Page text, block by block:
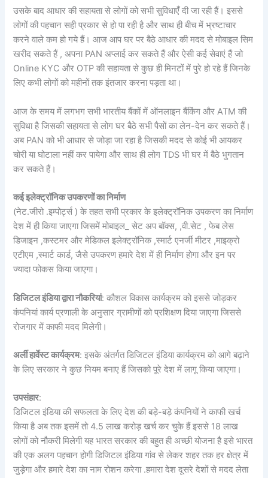
उसके बाद आधार की सहायता से लोगों को सभी सुविधाएँ दी जा रही हैं। इससे
लोगों की पहचान सही प्रकार से हो पा रही है और साथ ही बीच में भ्रष्टाचार
करने वाले कम हो गये हैं। आज आप घर पर बैठे आधार की मदद से मोबाइल सिम
खरीद सकते हैं , अपना PAN अप्लाई कर सकते हैं और ऐसी कई सेवाएं हैं जो
Online KYC और OTP की सहायता से कुछ ही मिनटों में पुरे हो रहे हैं जिनके
लिए कभी लोगों को महीनों तक इंतजार करना पड़ता था।
आज के समय में लगभग सभी भारतीय बैंकों में ऑनलाइन बैंकिंग और ATM की
सुविधा है जिसकी सहायता से लोग घर बैठे सभी पैसों का लेन-देन कर सकते हैं।
अब PAN को भी आधार से जोड़ा जा रहा है जिसकी मदद से कोई भी आयकर
चोरी या घोटाला नहीं कर पायेगा और साथ ही लोग TDS भी घर में बैठे भुगतान
कर सकते हैं।
कई इलेक्ट्रॉनिक उपकरणों का निर्माण
(नेट.जीरो .इम्पोर्ट्स ) के तहत सभी प्रकार के इलेक्ट्रॉनिक उपकरण का निर्माण
देश में ही किया जाएगा जिसमें मोबाइल_ सेट अप बॉक्स, ,वी.सेट , फेब लेस
डिजाइन ,कस्टमर और मेडिकल इलेक्ट्रॉनिक ,स्मार्ट एनर्जी मीटर ,माइक्रो
एटीएम ,स्मार्ट कार्ड, जैसे उपकरण हमारे देश में ही निर्माण होगा और इन पर
ज्यादा फोकस किया जाएगा।
डिजिटल इंडिया द्वारा नौकरियां: कौशल विकास कार्यक्रम को इससे जोड़कर
कंपनियां कार्य प्रणाली के अनुसार ग्रामीणों को प्रशिक्षण दिया जाएगा जिससे
रोजगार में काफी मदद मिलेगी।
अर्ली हार्वेस्ट कार्यक्रम: इसके अंतर्गत डिजिटल इंडिया कार्यक्रम को आगे बढ़ाने
के लिए सरकार ने कुछ नियम बनाए हैं जिसको पूरे देश में लागू किया जाएगा।
उपसंहार:
डिजिटल इंडिया की सफलता के लिए देश की बड़े-बड़े कंपनियों ने काफी खर्च
किया है अब तक इसमें तो 4.5 लाख करोड़ खर्च कर चुके हैं इससे 18 लाख
लोगों को नौकरी मिलेगी यह भारत सरकार की बहुत ही अच्छी योजना है इसे भारत
की एक अलग पहचान होगी डिजिटल इंडिया गांव से लेकर शहर तक हर क्षेत्र में
जुड़ेगा और हमारे देश का नाम रोशन करेगा .हमारा देश दूसरे देशों से मदद लेता